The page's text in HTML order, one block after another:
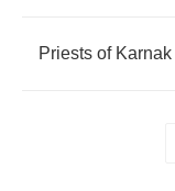
Priests of Karnak